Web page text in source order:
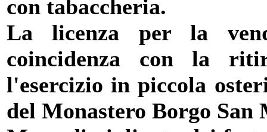
con tabaccheria.
La licenza per la
coincidenza con la
l'esercizio in piccola
del Monastero Borgo San